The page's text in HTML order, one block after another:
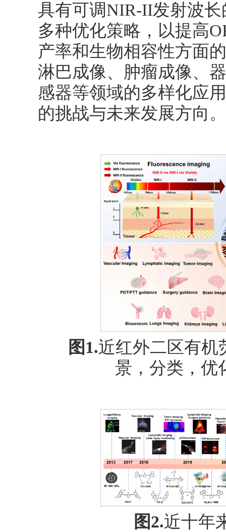
具有可调NIR-II发射波
多种优化策略，以提高
产率和生物相容性方面
淋巴成像、肿瘤成像、
感器等领域的多样化应
的挑战与未来发展方向。
图1.近红外二区有机
景，分类，优
图2.近十年